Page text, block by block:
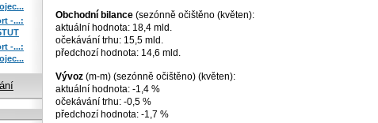
Obchodní bilance (sezónně očištěno (květen):
aktuální hodnota: 18,4 mld.
očekávání trhu: 15,5 mld.
předchozí hodnota: 14,6 mld.
Vývoz (m-m) (sezónně očištěno) (květen):
aktuální hodnota: -1,4 %
očekávání trhu: -0,5 %
předchozí hodnota: -1,7 %
-...:
-...: